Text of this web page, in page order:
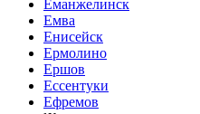
Еманжелинск
Емва
Енисейск
Ермолино
Ершов
Ессентуки
Ефремов